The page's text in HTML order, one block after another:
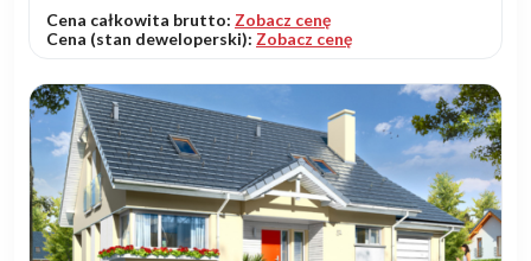
Cena całkowita brutto: Zobacz cenę
Cena (stan deweloperski): Zobacz cenę